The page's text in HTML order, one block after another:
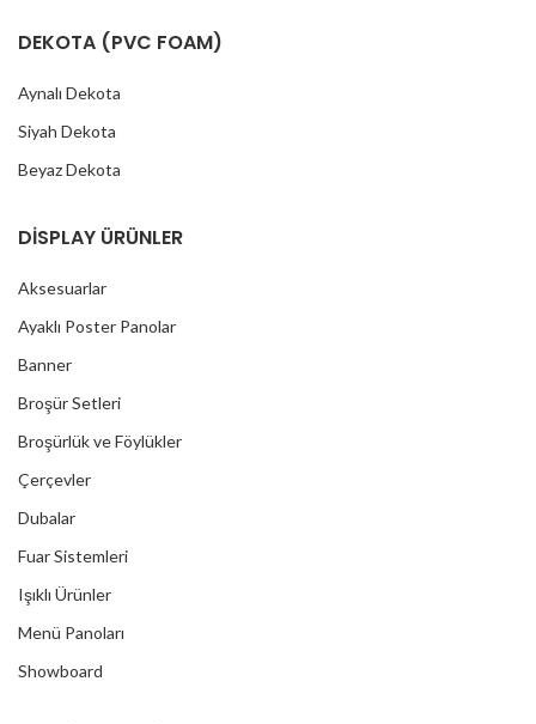
DEKOTA (PVC FOAM)
Aynalı Dekota
Siyah Dekota
Beyaz Dekota
DİSPLAY ÜRÜNLER
Aksesuarlar
Ayaklı Poster Panolar
Banner
Broşür Setleri
Broşürlük ve Föylükler
Çerçevler
Dubalar
Fuar Sistemleri
Işıklı Ürünler
Menü Panoları
Showboard